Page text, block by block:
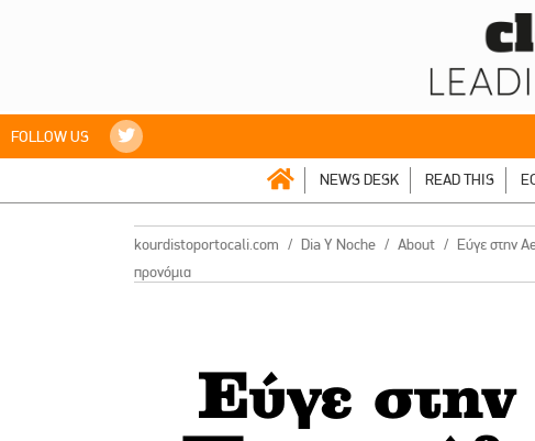
FOLLOW US
NEWS DESK READ THIS
kourdistoportocali.com Dia Y Noche About
Eύγε στην
προνόμια
Eύγε